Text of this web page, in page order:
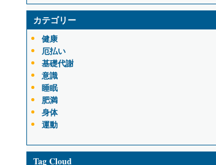
カテゴリー
健康
厄払い
基礎代謝
意識
睡眠
肥満
身体
運動
Tag Cloud